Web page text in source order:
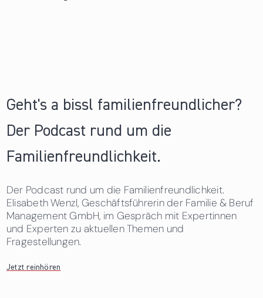
Geht's a bissl familienfreundlicher?
Der Podcast rund um die
Familienfreundlichkeit.
Der Podcast rund um die Familienfreundlichkeit.
Elisabeth Wenzl, Geschäftsführerin der Familie & Beruf
Management GmbH, im Gespräch mit Expertinnen
und Experten zu aktuellen Themen und
Fragestellungen.
Jetzt reinhören